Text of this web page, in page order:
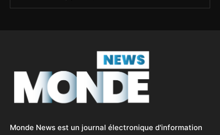
Monde News est un journal électronique d'information